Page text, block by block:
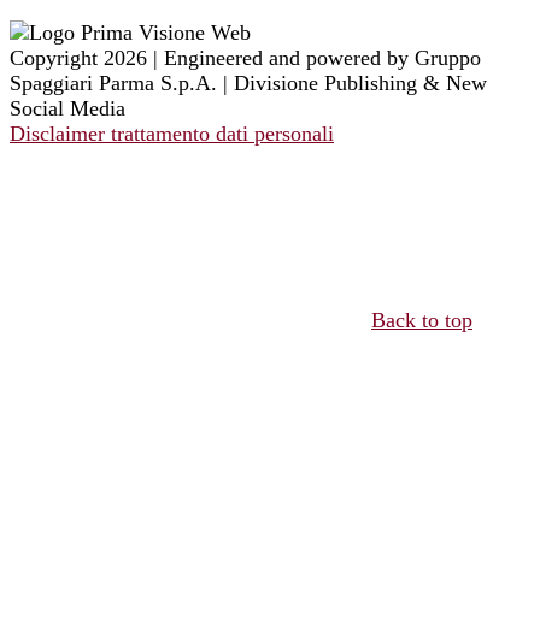
Copyright 2026 | Engineered and powered by Gruppo
Spaggiari Parma S.p.A. | Divisione Publishing & New
Social Media
Disclaimer trattamento dati personali
Back to top